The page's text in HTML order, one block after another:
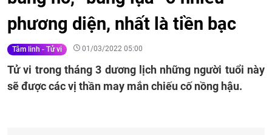
phương diện, nhất là tiền bạc
Tâm linh - Tử vi 01/03/2022 05:00
Tử vi trong tháng 3 dương lịch những người tuổi này
sẽ được các vị thần may mắn chiếu cố nồng hậu.